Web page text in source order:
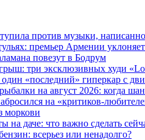
против музыки,
премьер Армении
повезут в Бодрум
три эксклюзивных худи
«последний» гиперкар с
на август 2026: когда
на «критиков-
моркови
на даче: что важно сделать
всерьез или ненадолго?